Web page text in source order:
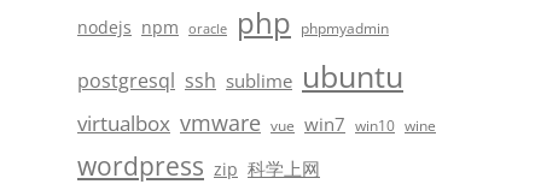
nodejs npm oracle php phpmyadmin
postgresql ssh sublime ubuntu
virtualbox vmware vue win7 win10 wine
wordpress zip 科学上网